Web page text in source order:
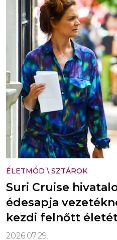
ÉLETMÓD \ SZTÁROK
Suri Cruise
édesapja
kezdi felnőtt
2026.07.29.